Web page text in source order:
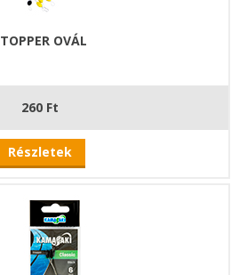
OVÁL
260 Ft
Részletek